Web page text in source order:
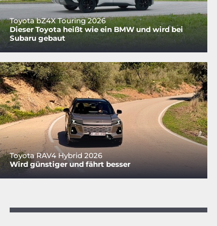
Toyota bZ4X Touring 2026
Dieser Toyota heißt wie ein BMW und wird bei
Subaru gebaut
Toyota RAV4 Hybrid 2026
Wird günstiger und fährt besser